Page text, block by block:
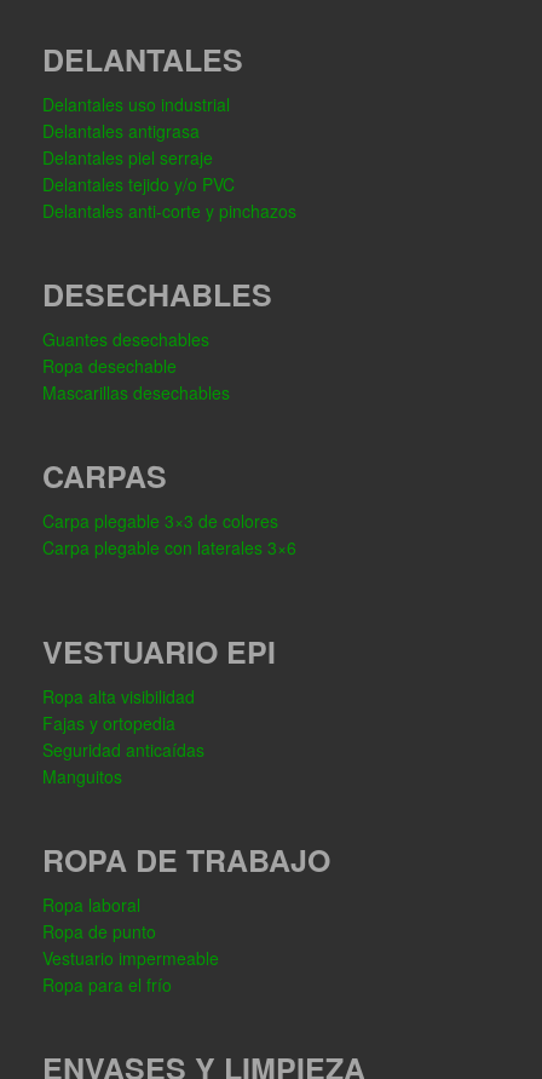
DELANTALES
Delantales uso industrial
Delantales antigrasa
Delantales piel serraje
Delantales tejido y/o PVC
Delantales anti-corte y pinchazos
DESECHABLES
Guantes desechables
Ropa desechable
Mascarillas desechables
CARPAS
Carpa plegable 3×3 de colores
Carpa plegable con laterales 3×6
VESTUARIO EPI
Ropa alta visibilidad
Fajas y ortopedia
Seguridad anticaídas
Manguitos
ROPA DE TRABAJO
Ropa laboral
Ropa de punto
Vestuario impermeable
Ropa para el frío
ENVASES Y LIMPIEZA